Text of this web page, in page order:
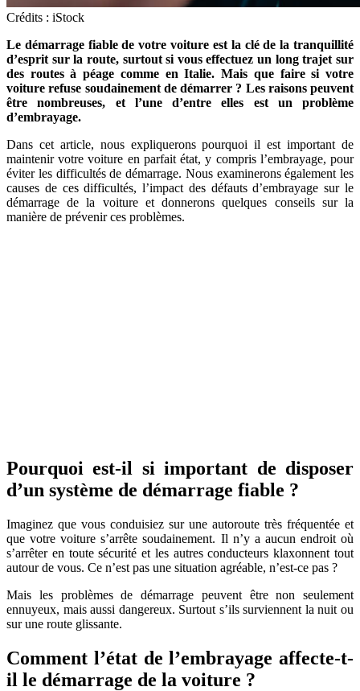
Crédits : iStock
Le démarrage fiable de votre voiture est la clé de la tranquillité
d’esprit sur la route, surtout si vous effectuez un long trajet sur
des routes à péage comme en Italie. Mais que faire si votre
voiture refuse soudainement de démarrer ? Les raisons peuvent
être nombreuses, et l’une d’entre elles est un problème
d’embrayage.
Dans cet article, nous expliquerons pourquoi il est important de
maintenir votre voiture en parfait état, y compris l’embrayage, pour
éviter les difficultés de démarrage. Nous examinerons également les
causes de ces difficultés, l’impact des défauts d’embrayage sur le
démarrage de la voiture et donnerons quelques conseils sur la
manière de prévenir ces problèmes.
Pourquoi est-il si important de disposer
d’un système de démarrage fiable ?
Imaginez que vous conduisiez sur une autoroute très fréquentée et
que votre voiture s’arrête soudainement. Il n’y a aucun endroit où
s’arrêter en toute sécurité et les autres conducteurs klaxonnent tout
autour de vous. Ce n’est pas une situation agréable, n’est-ce pas ?
Mais les problèmes de démarrage peuvent être non seulement
ennuyeux, mais aussi dangereux. Surtout s’ils surviennent la nuit ou
sur une route glissante.
Comment l’état de l’embrayage affecte-t-
il le démarrage de la voiture ?